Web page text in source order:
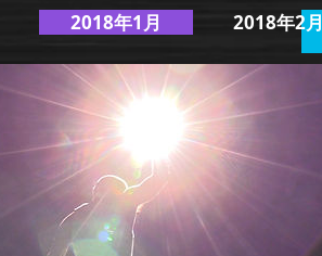
2018年1月 2018年2月